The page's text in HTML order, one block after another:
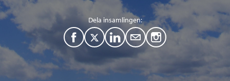
Dela insamlingen:
F
T
L
i
M